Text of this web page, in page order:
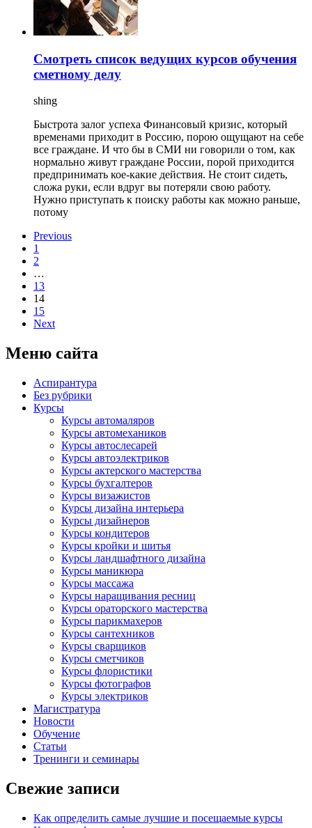
Смотреть список ведущих курсов обучения
сметному делу
shing
Быстрота залог успеха Финансовый кризис, который
временами приходит в Россию, порою ощущают на себе
все граждане. И что бы в СМИ ни говорили о том, как
нормально живут граждане России, порой приходится
предпринимать кое-какие действия. Не стоит сидеть,
сложа руки, если вдруг вы потеряли свою работу.
Нужно приступать к поиску работы как можно раньше,
потому
Previous
1
2
…
13
14
15
Next
Меню сайта
Аспирантура
Без рубрики
Курсы
Курсы автомаляров
Курсы автомехаников
Курсы автослесарей
Курсы автоэлектриков
Курсы актерского мастерства
Курсы бухгалтеров
Курсы визажистов
Курсы дизайна интерьера
Курсы дизайнеров
Курсы кондитеров
Курсы кройки и шитья
Курсы ландшафтного дизайна
Курсы маникюра
Курсы массажа
Курсы наращивания ресниц
Курсы ораторского мастерства
Курсы парикмахеров
Курсы сантехников
Курсы сварщиков
Курсы сметчиков
Курсы флористики
Курсы фотографов
Курсы электриков
Магистратура
Новости
Обучение
Статьи
Тренинги и семинары
Свежие записи
Как определить самые лучшие и посещаемые курсы